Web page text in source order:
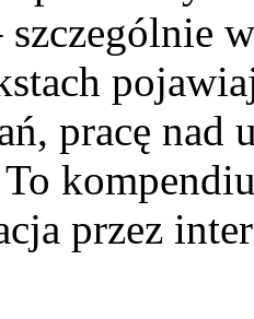
szczególnie
pracę nad
przez